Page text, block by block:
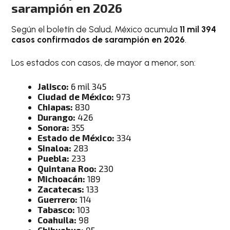
sarampión en 2026
Según el boletín de Salud, México acumula11 mil 394
casos confirmados de sarampión en 2026.
Los estados con casos, de mayor a menor, son:
Jalisco: 6 mil 345
Ciudad de México: 973
Chiapas: 830
Durango: 426
Sonora: 355
Estado de México: 334
Sinaloa: 283
Puebla: 233
Quintana Roo: 230
Michoacán: 189
Zacatecas: 133
Guerrero: 114
Tabasco: 103
Coahuila: 98